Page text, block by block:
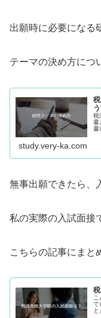
出願時に必要になる
テーマの決め方につ
税
書
書
study.very-ka.com
無事出願できたら、
私の実際の入試面接
こちらの記事にまと
て